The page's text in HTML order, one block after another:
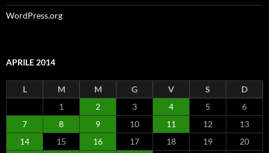
WordPress.org
APRILE 2014
L M M G V S
D
1
2 3 4 5
6
7
8 9 10 11 12
13
14
15 16 17 18 19
20